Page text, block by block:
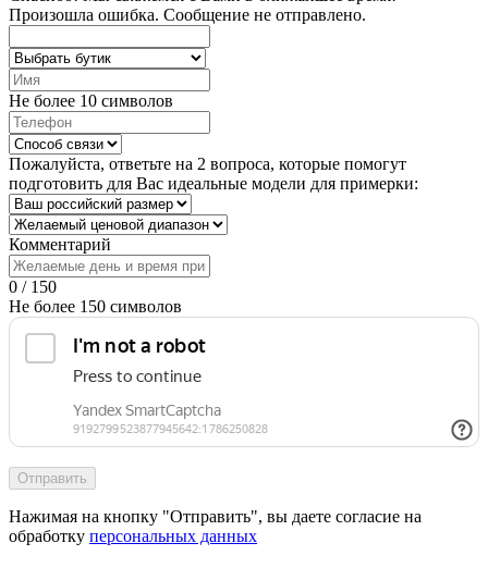
Произошла ошибка. Сообщение не отправлено.
Не более 10 символов
Пожалуйста, ответьте на 2 вопроса, которые помогут
подготовить для Вас идеальные модели для примерки:
Комментарий
0 / 150
Не более 150 символов
Отправить
Нажимая на кнопку "Отправить", вы даете согласие на
обработку персональных данных